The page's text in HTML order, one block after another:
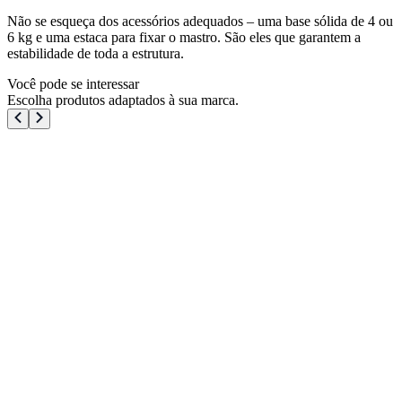
Não se esqueça dos acessórios adequados – uma base sólida de 4 ou
6 kg e uma estaca para fixar o mastro. São eles que garantem a
estabilidade de toda a estrutura.
Você pode se interessar
Escolha produtos adaptados à sua marca.